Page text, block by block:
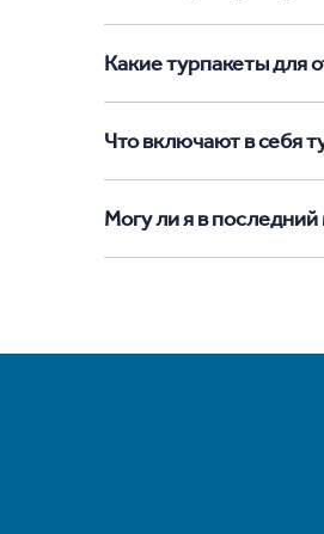
Какие турпакеты для
Что включают в себя
Могу ли я в